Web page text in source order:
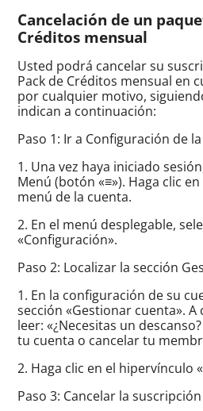
Cancelación de un
Créditos mensual
Usted podrá cancelar su
Pack de Créditos mensual en
por cualquier motivo,
indican a continuación:
Paso 1: Ir a Configuración de
1. Una vez haya iniciado
Menú (botón «≡»). Haga clic
menú de la cuenta.
2. En el menú desplegable,
«Configuración».
Paso 2: Localizar la sección
1. En la configuración de su
sección «Gestionar cuenta».
leer: «¿Necesitas un
tu cuenta o cancelar tu
2. Haga clic en el hipervínculo
Paso 3: Cancelar la suscripción